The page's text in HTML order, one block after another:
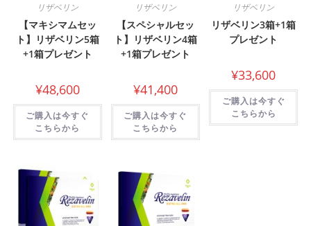
リザベリン
【マキシマムセッ
ト】リザベリン5箱
+1箱プレゼント
¥48,600
ご購入は今すぐ
こちらから
リザベリン
【スペシャルセッ
ト】リザベリン4箱
+1箱プレゼント
¥41,400
ご購入は今すぐ
こちらから
リザベリン
リザベリン3箱+1箱
プレゼント
¥33,600
ご購入は今すぐ
こちらから